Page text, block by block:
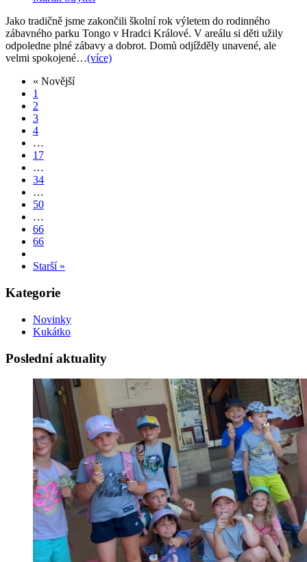
Jako tradičně jsme zakončili školní rok výletem do rodinného
zábavného parku Tongo v Hradci Králové. V areálu si děti užily
odpoledne plné zábavy a dobrot. Domů odjížděly unavené, ale
velmi spokojené…(více)
« Novější
1
2
3
4
…
17
…
34
…
50
…
66
66
Starší »
Kategorie
Novinky
Kukátko
Poslední aktuality